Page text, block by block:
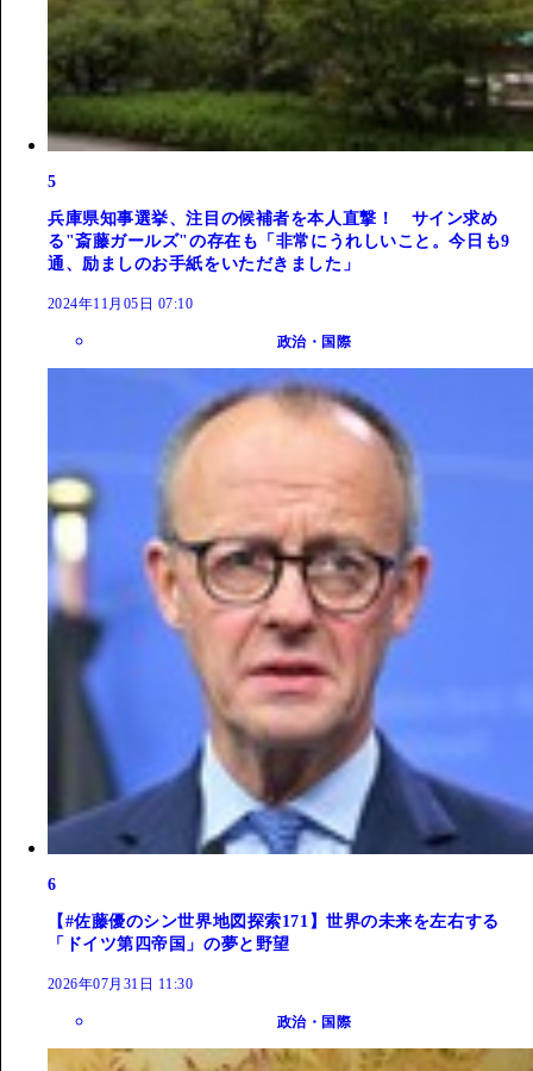
5
兵庫県知事選挙、注目の候補者を本人直撃！ サイン求め
る"斎藤ガールズ"の存在も「非常にうれしいこと。今日も9
通、励ましのお手紙をいただきました」
2024年11月05日 07:10
政治・国際
6
【#佐藤優のシン世界地図探索171】世界の未来を左右する
「ドイツ第四帝国」の夢と野望
2026年07月31日 11:30
政治・国際